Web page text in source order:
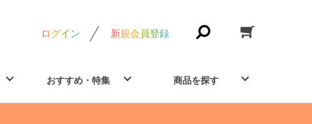
ログイン 新規会員登録
おすすめ・特集 商品を探す